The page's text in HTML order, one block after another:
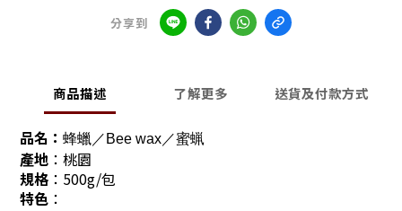
分享到
商品描述 了解更多 送貨及付款方式
品名： 蜂蠟／Bee wax／蜜蝋
產地 ：桃園
規格 ：500g/包
特色 ：